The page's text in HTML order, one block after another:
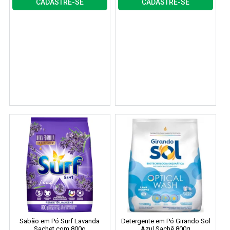
CADASTRE-SE
CADASTRE-SE
Sabão em Pó Surf Lavanda
Detergente em Pó Girando Sol